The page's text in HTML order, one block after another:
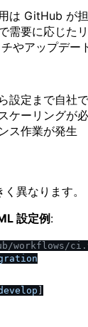
は GitHub が
需要に応じた
やアップデー
設定まで自社
ケーリングが
ス作業が発生
異なります。
設定例 :
/workflows/